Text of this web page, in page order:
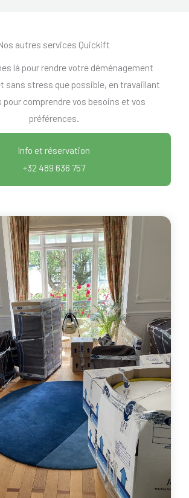
autres services Quickift
là pour rendre votre déménagement
sans stress que possible, en travaillant
pour comprendre vos besoins et vos
préférences.
Info et réservation
+32 489 636 757